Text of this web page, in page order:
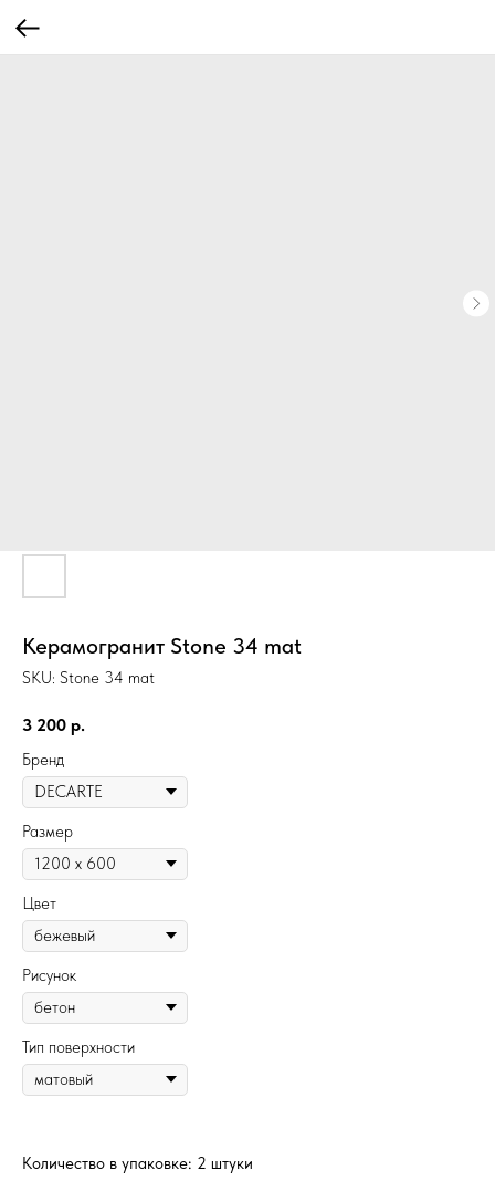
Керамогранит Stone 34 mat
SKU: Stone 34 mat
3 200 р.
Бренд
Размер
Цвет
Рисунок
Тип поверхности
Количество в упаковке: 2 штуки